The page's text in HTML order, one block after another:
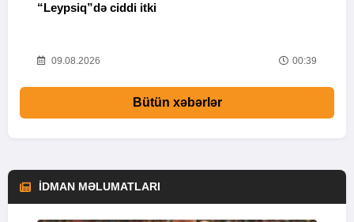
“Leypsiq”də ciddi itki
09.08.2026 00:39
Bütün xəbərlər
İDMAN MƏLUMATLARI